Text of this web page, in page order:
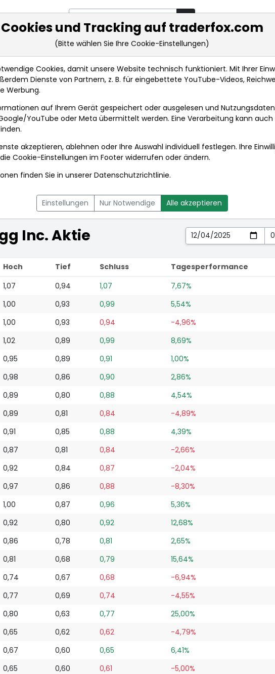
Markt-Analysen Market Tools Realtimekurse Nachrichten
NACHRICHTEN CHARTTOOL
Inc. Aktie
Hoch Tief Schluss Tagesperformance
1,07 0,94 1,07 7,67%
1,00 0,93 0,99 5,54%
1,00 0,93 0,94 -4,96%
1,02 0,89 0,99 8,69%
0,95 0,89 0,91 1,00%
0,98 0,86 0,90 2,86%
0,89 0,80 0,88 4,54%
0,89 0,81 0,84 -4,89%
0,91 0,85 0,88 4,39%
0,87 0,81 0,84 -2,66%
0,92 0,84 0,87 -2,04%
0,97 0,86 0,88 -8,30%
1,00 0,87 0,96 5,36%
0,92 0,80 0,92 12,68%
0,86 0,78 0,81 2,65%
0,81 0,68 0,79 15,64%
0,74 0,67 0,68 -6,94%
0,77 0,69 0,74 -4,55%
0,80 0,63 0,77 25,00%
0,65 0,62 0,62 -4,79%
0,67 0,60 0,65 6,41%
0,65 0,60 0,61 -5,00%
Cookies und Tracking auf traderfox.com
(Bitte wählen Sie Ihre Cookie-Einstellungen)
Cookies, damit unsere Website technisch funktioniert. Mit Ihrer
Dienste von Partnern, z. B. für eingebettete YouTube-Videos,
Werbung.
auf Ihrem Gerät gespeichert oder ausgelesen und
YouTube oder Meta übermittelt werden. Eine Verarbeitung kann
akzeptieren, ablehnen oder Ihre Auswahl individuell festlegen. Ihre
Cookie-Einstellungen im Footer widerrufen oder ändern.
finden Sie in unsererDatenschutzrichtlinie.
Einstellungen Nur Notwendige Alle akzeptieren